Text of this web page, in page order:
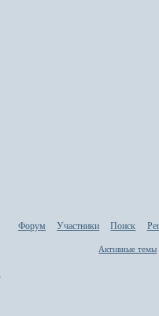
Форум Участники Поиск
Активные темы